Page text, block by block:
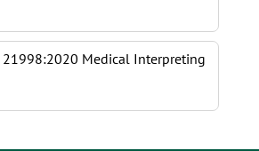
21998:2020 Medical Interpreting